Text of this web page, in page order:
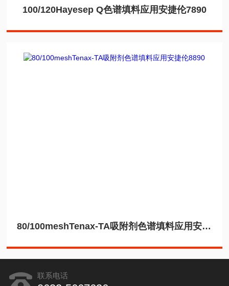
100/120Hayesep Q色谱填料应用安捷伦7890
80/100meshTenax-TA吸附剂色谱填料应用安捷伦8890
联系电话